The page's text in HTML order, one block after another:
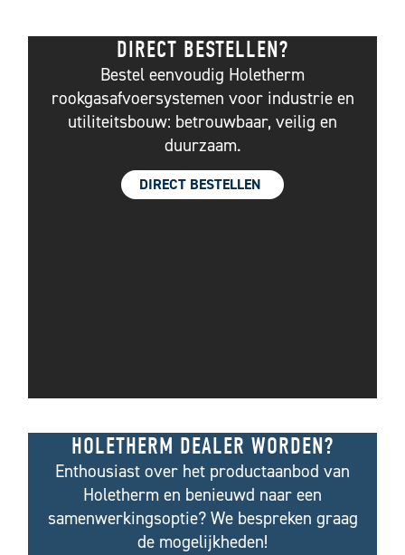
DIRECT BESTELLEN?
Bestel eenvoudig Holetherm
rookgasafvoersystemen voor industrie en
utiliteitsbouw: betrouwbaar, veilig en
duurzaam.
DIRECT BESTELLEN
HOLETHERM DEALER WORDEN?
Enthousiast over het productaanbod van
Holetherm en benieuwd naar een
samenwerkingsoptie? We bespreken graag
de mogelijkheden!